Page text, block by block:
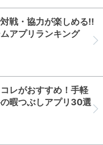
戦・協力が楽しめる!!
アプリランキング
レがおすすめ！手軽
暇つぶしアプリ30選